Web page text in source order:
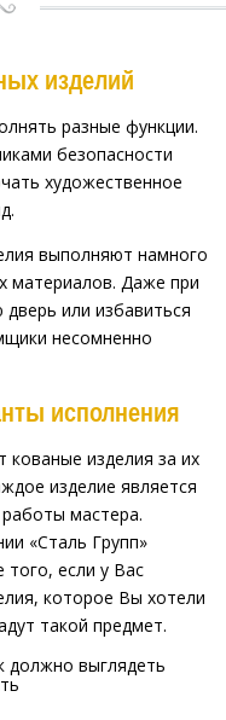
изделий
разные функции.
безопасности
художественное
выполняют намного
материалов. Даже при
или избавиться
несомненно
исполнения
изделия за их
изделие является
мастера.
«Сталь Групп»
того, если у Вас
которое Вы хотели
такой предмет.
должно выглядеть